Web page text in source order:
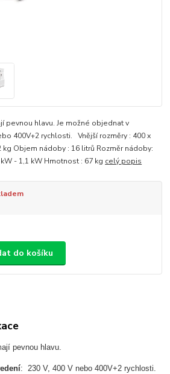
pevnou hlavu. Je možné objednat v
400V+2 rychlosti. Vnější rozměry : 400 x
kg Objem nádoby : 16 litrů Rozměr nádoby:
- 1,1 kW Hmotnost : 67 kg celý popis
do košíku
pevnou hlavu.
: 230 V, 400 V nebo 400V+2 rychlosti.